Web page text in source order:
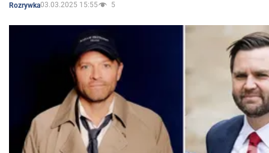
Rozrywka03.03.2025 15:55 5